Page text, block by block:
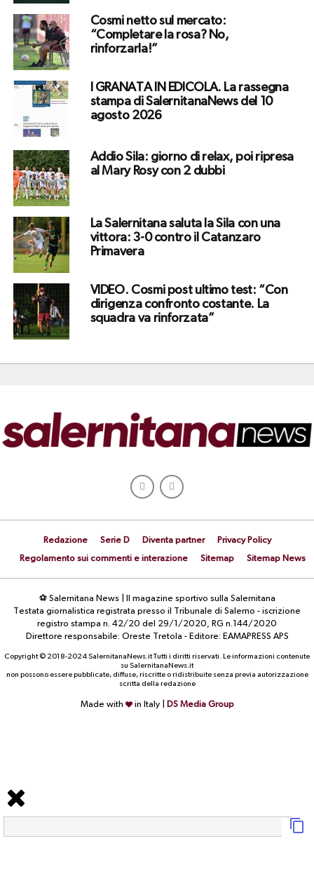
Cosmi netto sul mercato:
“Completare la rosa? No,
rinforzarla!”
I GRANATA IN EDICOLA. La rassegna
stampa di SalernitanaNews del 10
agosto 2026
Addio Sila: giorno di relax, poi ripresa
al Mary Rosy con 2 dubbi
La Salernitana saluta la Sila con una
vittora: 3-0 contro il Catanzaro
Primavera
VIDEO. Cosmi post ultimo test: “Con
dirigenza confronto costante. La
squadra va rinforzata”
Redazione Serie D Diventa partner
Privacy Policy
Regolamento sui commenti e interazione
Sitemap Sitemap News
⚽ Salernitana News | Il magazine sportivo sulla Salernitana
Testata giornalistica registrata presso il Tribunale di Salerno - iscrizione
registro stampa n. 42/20 del 29/1/2020, RG n.144/2020
Direttore responsabile: Oreste Tretola - Editore: EAMAPRESS APS
Copyright © 2018-2024 SalernitanaNews.it Tutti i diritti riservati. Le informazioni contenute
su SalernitanaNews.it
non possono essere pubblicate, diffuse, riscritte o ridistribuite senza previa autorizzazione
scritta della redazione
Made with in Italy | DS Media Group